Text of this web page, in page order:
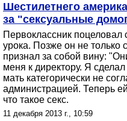
Шестилетнего
за "сексуальные
Первоклассник поцеловал
урока. Позже он не только
признал за собой вину:
меня к директору. Я
мать категорически не
администрацией. Теперь
что такое секс.
11 декабря 2013 г., 10:59